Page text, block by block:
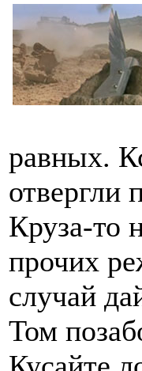
равных.
отвергли
Круза-то
прочих
случай
Том